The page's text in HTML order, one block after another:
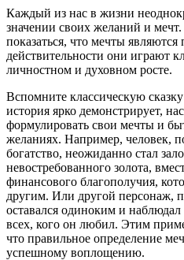
Каждый из нас в жизни
значении своих желаний и
показаться, что мечты являются
действительности они играют
личностном и духовном росте.
Вспомните классическую
история ярко демонстрирует,
формулировать свои мечты и
желаниях. Например, человек,
богатство, неожиданно стал
невостребованного золота,
финансового благополучия,
другим. Или другой персонаж,
оставался одиноким и
всех, кого он любил. Этим
что правильное определение
успешному воплощению.